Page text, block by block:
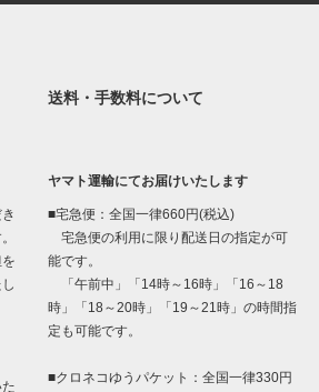
送料・手数料について
ヤマト運輸にてお届けいたします
■宅急便：全国一律660円(税込)
宅急便の利用に限り配送日の指定が可
能です。
「午前中」「14時～16時」「16～18
時」「18～20時」「19～21時」の時間指
定も可能です。
■クロネコゆうパケット：全国一律330円